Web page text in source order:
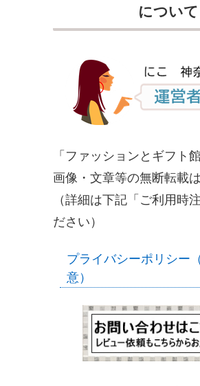
について
「ファッションとギフト
画像・文章等の無断転載
（詳細は下記「ご利用時
ださい）
プライバシーポリシー
意）